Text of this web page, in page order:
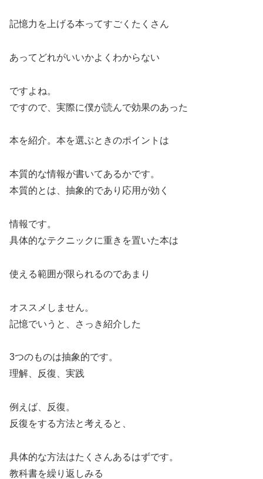
記憶力を上げる本ってすごくたくさん
あってどれがいいかよくわからない
ですよね。
ですので、実際に僕が読んで効果のあった
本を紹介。本を選ぶときのポイントは
本質的な情報が書いてあるかです。
本質的とは、抽象的であり応用が効く
情報です。
具体的なテクニックに重きを置いた本は
使える範囲が限られるのであまり
オススメしません。
記憶でいうと、さっき紹介した
3つのものは抽象的です。
理解、反復、実践
例えば、反復。
反復をする方法と考えると、
具体的な方法はたくさんあるはずです。
教科書を繰り返しみる